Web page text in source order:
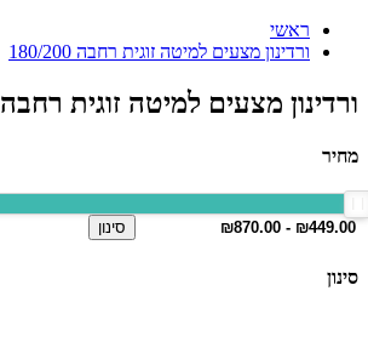
ראשי
ורדינון מצעים למיטה זוגית רחבה 180/200
ורדינון מצעים למיטה זוגית רחבה 180/200
מחיר
סינון
סינון